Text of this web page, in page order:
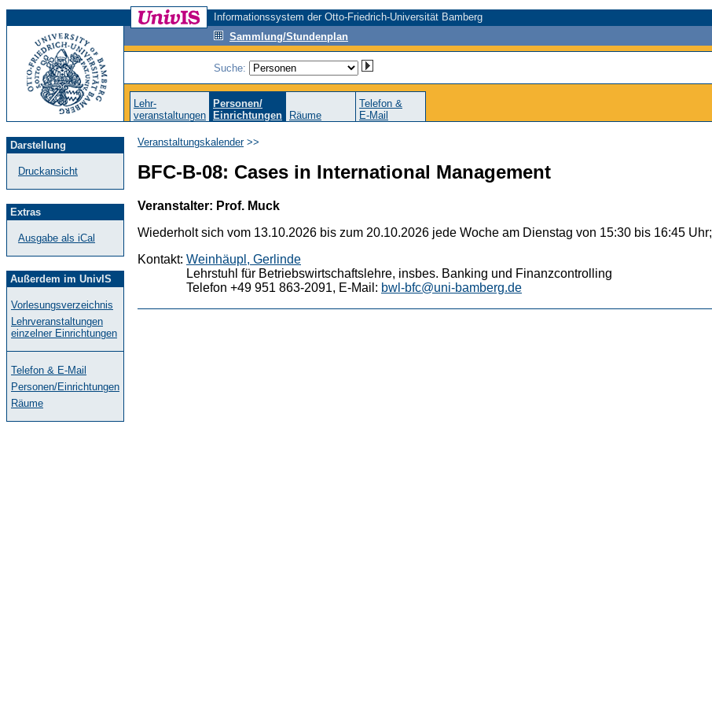
Informationssystem der Otto-Friedrich-Universität Bamberg
Sammlung/Stundenplan
Suche:
Lehr-
veranstaltungen
Personen/
Einrichtungen
Räume
Telefon &
E-Mail
Darstellung
Druckansicht
Extras
Ausgabe als iCal
Außerdem im UnivIS
Vorlesungsverzeichnis
Lehrveranstaltungen
einzelner Einrichtungen
Telefon & E-Mail
Personen/Einrichtungen
Räume
Veranstaltungskalender>>
BFC-B-08: Cases in International Management
Veranstalter: Prof. Muck
Wiederholt sich vom 13.10.2026 bis zum 20.10.2026 jede Woche am Dienstag von 15:30 bis 16:45 Uhr;
Kontakt: Weinhäupl, Gerlinde
Lehrstuhl für Betriebswirtschaftslehre, insbes. Banking und Finanzcontrolling
Telefon +49 951 863-2091, E-Mail: bwl-bfc@uni-bamberg.de